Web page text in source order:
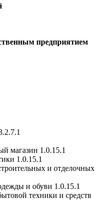
предприятием
магазин 1.0.15.1
1.0.15.1
и отделочных
и обуви 1.0.15.1
техники и средств